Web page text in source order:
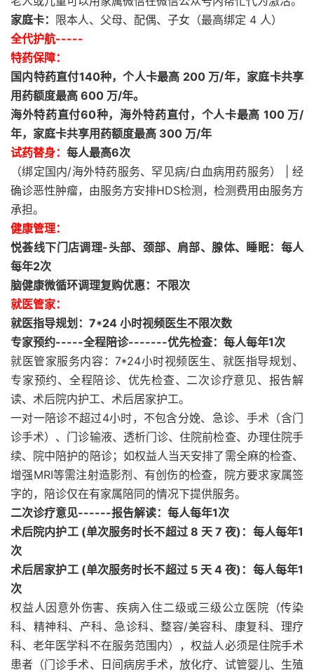
家庭卡： 限本人、父母、配偶、子女（最高绑定 4 人）
全代护航-----
特药保障：
国内特药直付140种，个人卡最高 200 万/年，家庭卡共享
用药额度最高 600 万/年。
海外特药直付60种，海外特药直付，个人卡最高 100 万/
年，家庭卡共享用药额度最高 300 万/年
试药替身： 每人最高6次
（绑定国内/海外特药服务、罕见病/白血病用药服务） | 经
确诊恶性肿瘤，由服务方安排HDS检测，检测费用由服务方
承担。
健康管理：
悦荟线下门店调理-头部、颈部、肩部、腺体、睡眠：每人
每年2次
脑健康微循环调理复购优惠：不限次
就医管家：
就医指导规划：7*24 小时视频医生不限次数
专家预约-----全程陪诊-------优先检查：每人每年1次
就医管家服务内容：7*24小时视频医生、就医指导规划、
专家预约、全程陪诊、优先检查、二次诊疗意见、报告解
读、术后院内护工、术后居家护工。
一对一陪诊不超过4小时，不包含分娩、急诊、手术（含门
诊手术）、门诊输液、透析门诊、住院前检查、办理住院手
续、院中陪护的陪诊；如权益人当天安排了需全麻的检查、
增强MRI等需注射造影剂、有创伤的检查，院方要求家属签
字的，陪诊仅在有家属陪同的情况下提供服务。
二次诊疗意见------报告解读：每人每年1次
术后院内护工 (单次服务时长不超过 8 天 7 夜)：每人每年1
次
术后居家护工 (单次服务时长不超过 5 天 4 夜)：每人每年1
次
权益人因意外伤害、疾病入住二级或三级公立医院（传染
科、精神科、产科、急诊科、整容/美容科、康复科、理疗
科、老年医学科不在服务范围内），权益人必须是住院手术
患者（门诊手术、日间病房手术，放化疗、试管婴儿、生殖